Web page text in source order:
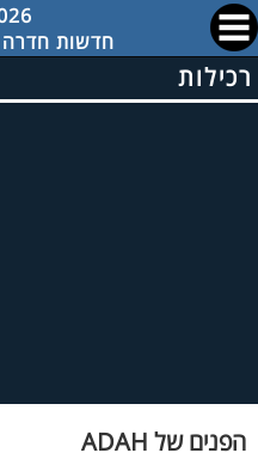
חדשות חדרה
רכילות
הפנים של ADAH